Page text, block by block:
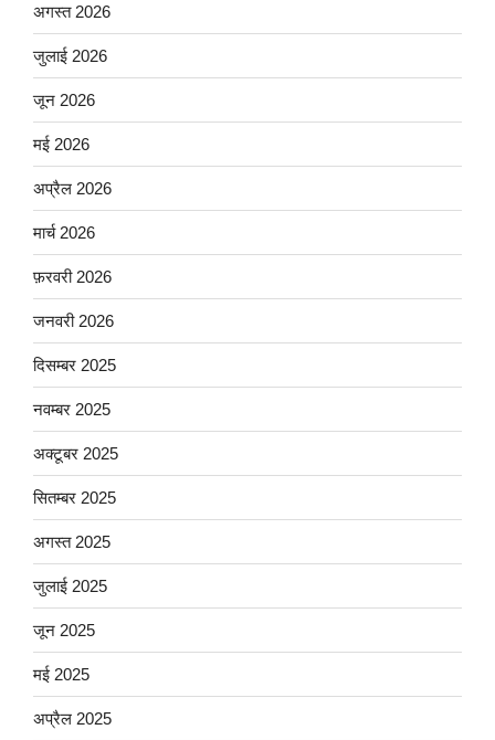
अगस्त 2026
जुलाई 2026
जून 2026
मई 2026
अप्रैल 2026
मार्च 2026
फ़रवरी 2026
जनवरी 2026
दिसम्बर 2025
नवम्बर 2025
अक्टूबर 2025
सितम्बर 2025
अगस्त 2025
जुलाई 2025
जून 2025
मई 2025
अप्रैल 2025